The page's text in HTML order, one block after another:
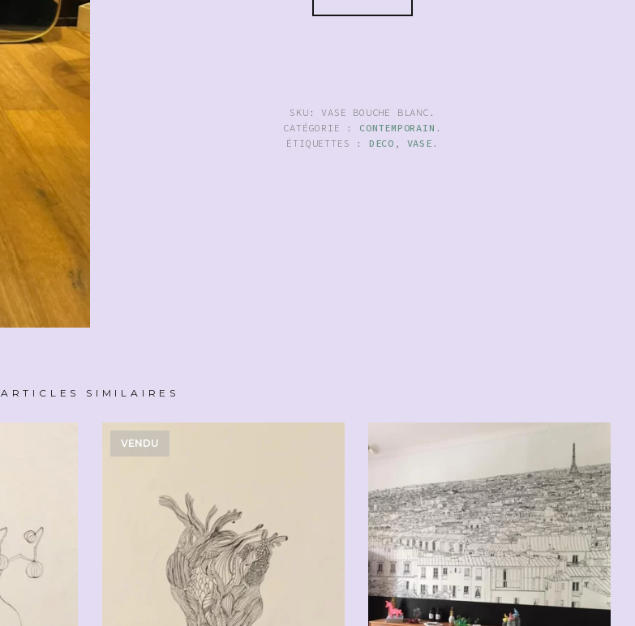
SKU: VASE BOUCHE BLANC .
CATÉGORIE : CONTEMPORAIN .
ÉTIQUETTES : DECO , VASE .
ARTICLES SIMILAIRES
VENDU